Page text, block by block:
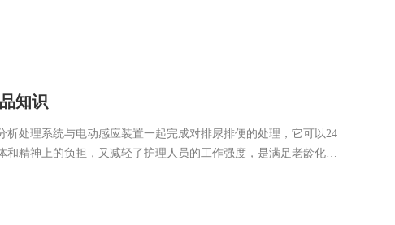
有的大便粉碎功能
粉碎功能
知识
析处理系统与电动感应装置一起完成对排尿排便的处理，它可以24
精神上的负担，又减轻了护理人员的工作强度，是满足老龄化和
拥有国际一流品质的保证。产品取得国际TUV认证，PSE认证和
以万计的客户，得到广泛的认同。